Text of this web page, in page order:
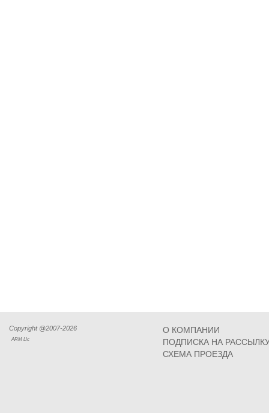
Copyright @2007-2026
ARM Llc
О КОМПАНИИ
ПОДПИСКА НА
СХЕМА ПРОЕЗДА